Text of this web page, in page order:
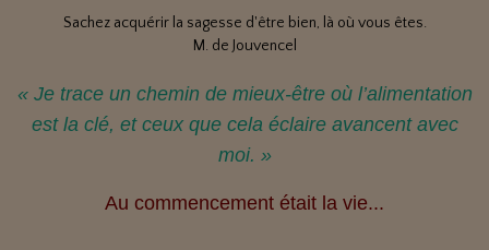
Sachez acquérir la sagesse d'être bien, là où vous êtes.
M. de Jouvencel
« Je trace un chemin de mieux‑être où l’alimentation
est la clé, et ceux que cela éclaire avancent avec
moi. »
Au commencement était la vie...